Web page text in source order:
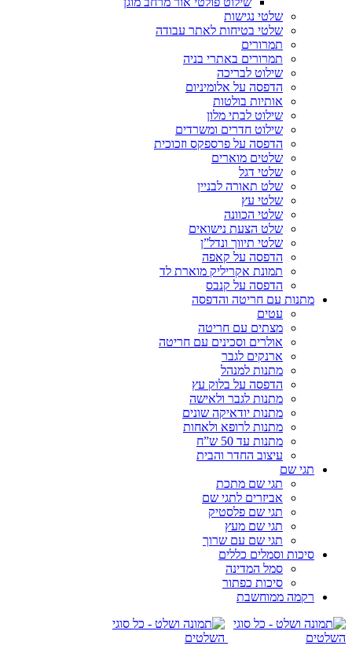
שלטי נגישות
שלטי בטיחות לאתר עבודה
תמרורים
תמרורים באתרי בניה
שילוט לבריכה
הדפסה על אלומיניום
אותיות בולטות
שילוט לבתי מלון
שילוט חדרים ומשרדים
הדפסה על פרספקס וזכוכית
שלטים מוארים
שלטי דגל
שלט תאורה לבניין
שלטי עץ
שלטי הכוונה
שלט הצעת נישואים
שלטי תיווך ונדל”ן
הדפסה על קאפה
תמונת אקריליק מוארת לד
הדפסה על קנבס
מתנות עם חריטה והדפסה
עטים
מצתים עם חריטה
אולרים וסכינים עם חריטה
ארנקים לגבר
מתנות למנהל
הדפסה על בלוק עץ
מתנות לגבר ולאישה
מתנות יודאיקה שונים
מתנות לרופא ולאחות
מתנות עד 50 ש”ח
עיצוב החדר והבית
תגי שם
תגי שם מתכת
אביזרים לתגי שם
תגי שם פלסטיק
תגי שם מעץ
תגי שם עם שרוך
סיכות וסמלים כללים
סמל המדינה
סיכות כפתור
רקמה ממוחשבת